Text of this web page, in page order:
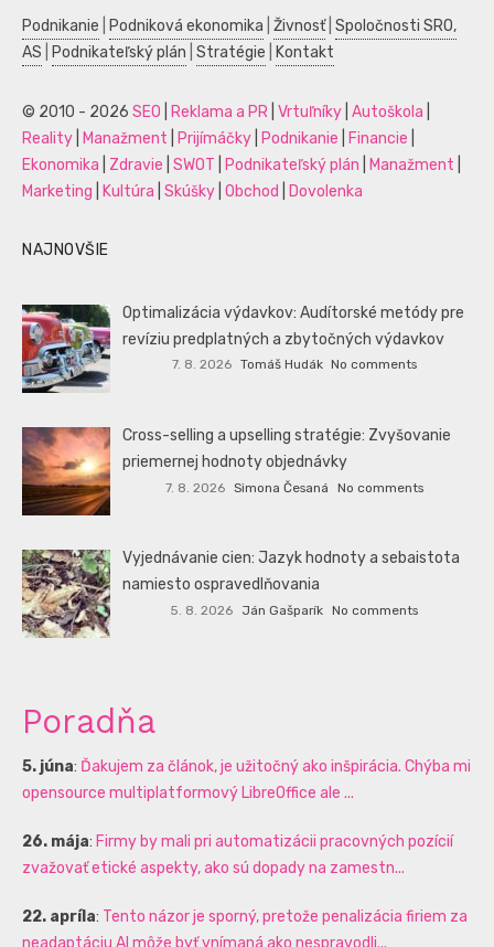
Podnikanie Podniková ekonomika Živnosť| Spoločnosti SRO,
AS
Podnikateľský plán Stratégie Kontakt
© 2010 - 2026 SEO Reklama a PR Vrtuľníky Autoškola
Reality
Manažment Prijímáčky Podnikanie Financie
Ekonomika
Zdravie SWOT Podnikateľský plán Manažment
Marketing
Kultúra Skúšky Obchod Dovolenka
NAJNOVŠIE
Optimalizácia výdavkov: Audítorské metódy pre
revíziu predplatných a zbytočných výdavkov
7. 8. 2026 Tomáš Hudák No comments
Cross-selling a upselling stratégie: Zvyšovanie
priemernej hodnoty objednávky
7. 8. 2026 Simona Česaná No comments
Vyjednávanie cien: Jazyk hodnoty a sebaistota
namiesto ospravedlňovania
5. 8. 2026 Ján Gašparík No comments
Poradňa
5. júna: Ďakujem za článok, je užitočný ako inšpirácia. Chýba mi
opensource multiplatformový LibreOffice ale ...
26. mája: Firmy by mali pri automatizácii pracovných pozícií
zvažovať etické aspekty, ako sú dopady na zamestn...
22. apríla: Tento názor je sporný, pretože penalizácia firiem za